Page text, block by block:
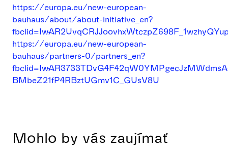
https://europa.eu/new-european-
bauhaus/about/about-initiative_en?
https://europa.eu/new-european-
bauhaus/partners-0/partners_en?
BMbeZ21fP4RBztUGmv1C_GUsV8U
Mohlo by vás zaujímať